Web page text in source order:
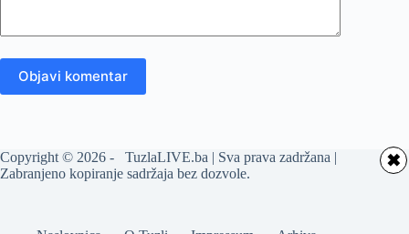
Objavi komentar
Copyright © 2026 - TuzlaLIVE.ba | Sva prava zadržana |
Zabranjeno kopiranje sadržaja bez dozvole.
✖